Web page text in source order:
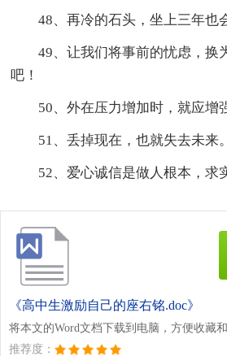
48、再冷的石头，坐上三年也
49、让我们将事前的忧虑，换
吧！
50、外在压力增加时，就应增
51、丢掉现在，也就失去未来。
52、爱心诚信是做人根本，求
《高中生激励自己的座右铭.doc》
将本文的Word文档下载到电脑，方便收藏
推荐度：